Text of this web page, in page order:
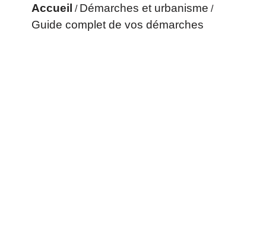
Accueil / Démarches et urbanisme /
Guide complet de vos démarches